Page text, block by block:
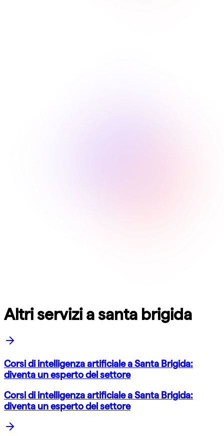
Altri servizi a santa brigida
Corsi di intelligenza artificiale a Santa Brigida:
diventa un esperto del settore
Corsi di intelligenza artificiale a Santa Brigida:
diventa un esperto del settore